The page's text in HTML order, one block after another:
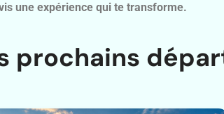
une expérience qui te transforme.
prochains